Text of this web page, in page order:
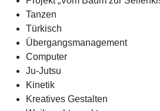
Tanzen
Türkisch
Übergangsmanagement
Computer
Ju-Jutsu
Kinetik
Kreatives Gestalten